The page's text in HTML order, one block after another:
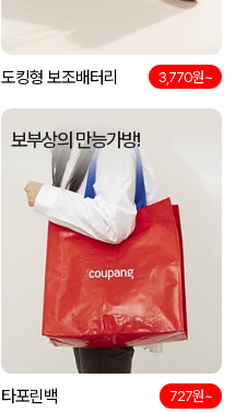
도킹형 보조배터리 3,770원~
보부상의 만능가방!
타포린백 727원~